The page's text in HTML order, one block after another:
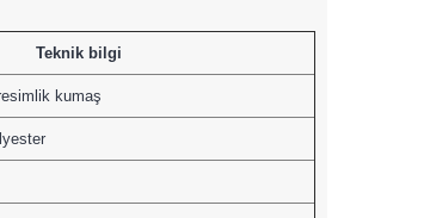
Teknik bilgi
kumaş